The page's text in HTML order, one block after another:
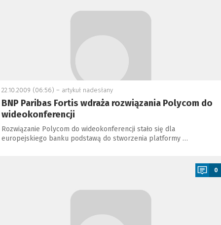
22.10.2009 (06:56) – artykuł nadesłany
BNP Paribas Fortis wdraża rozwiązania Polycom do
wideokonferencji
Rozwiązanie Polycom do wideokonferencji stało się dla
europejskiego banku podstawą do stworzenia platformy …
0